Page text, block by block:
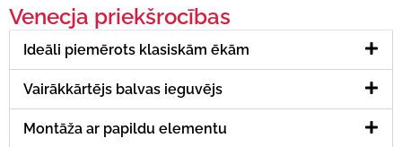
Venecja priekšrocības
Ideāli piemērots klasiskām ēkām
Vairākkārtējs balvas ieguvējs
Montāža ar papildu elementu